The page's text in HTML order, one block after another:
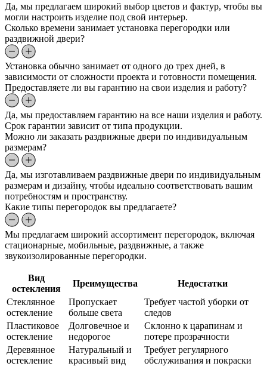
Да, мы предлагаем широкий выбор цветов и фактур, чтобы вы
могли настроить изделие под свой интерьер.
Сколько времени занимает установка перегородки или
раздвижной двери?
Установка обычно занимает от одного до трех дней, в
зависимости от сложности проекта и готовности помещения.
Предоставляете ли вы гарантию на свои изделия и работу?
Да, мы предоставляем гарантию на все наши изделия и работу.
Срок гарантии зависит от типа продукции.
Можно ли заказать раздвижные двери по индивидуальным
размерам?
Да, мы изготавливаем раздвижные двери по индивидуальным
размерам и дизайну, чтобы идеально соответствовать вашим
потребностям и пространству.
Какие типы перегородок вы предлагаете?
Мы предлагаем широкий ассортимент перегородок, включая
стационарные, мобильные, раздвижные, а также
звукоизолированные перегородки.
Вид
остекления
Преимущества
Недостатки
Стеклянное
остекление
Пропускает
больше света
Требует частой уборки от
следов
Пластиковое
остекление
Долговечное и
недорогое
Склонно к царапинам и
потере прозрачности
Деревянное
остекление
Натуральный и
красивый вид
Требует регулярного
обслуживания и покраски